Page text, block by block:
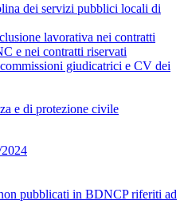
dei servizi pubblici locali di
lavorativa nei contratti
e nei contratti riservati
giudicatrici e CV dei
e di protezione civile
pubblicati in BDNCP riferiti ad